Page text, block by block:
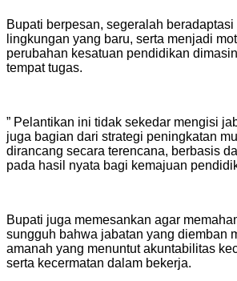
Bupati berpesan, segeralah
lingkungan yang baru, serta menjadi
perubahan kesatuan pendidikan
tempat tugas.
” Pelantikan ini tidak sekedar mengisi
juga bagian dari strategi peningkatan
dirancang secara terencana, berbasis
pada hasil nyata bagi kemajuan
Bupati juga memesankan agar
sungguh bahwa jabatan yang diemban
amanah yang menuntut akuntabilitas
serta kecermatan dalam bekerja.